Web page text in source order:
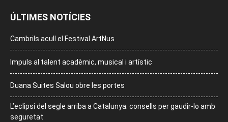
ÚLTIMES NOTÍCIES
Cambrils acull el Festival ArtNus
Impuls al talent acadèmic, musical i artístic
Duana Suites Salou obre les portes
L’eclipsi del segle arriba a Catalunya: consells per gaudir-lo amb
seguretat